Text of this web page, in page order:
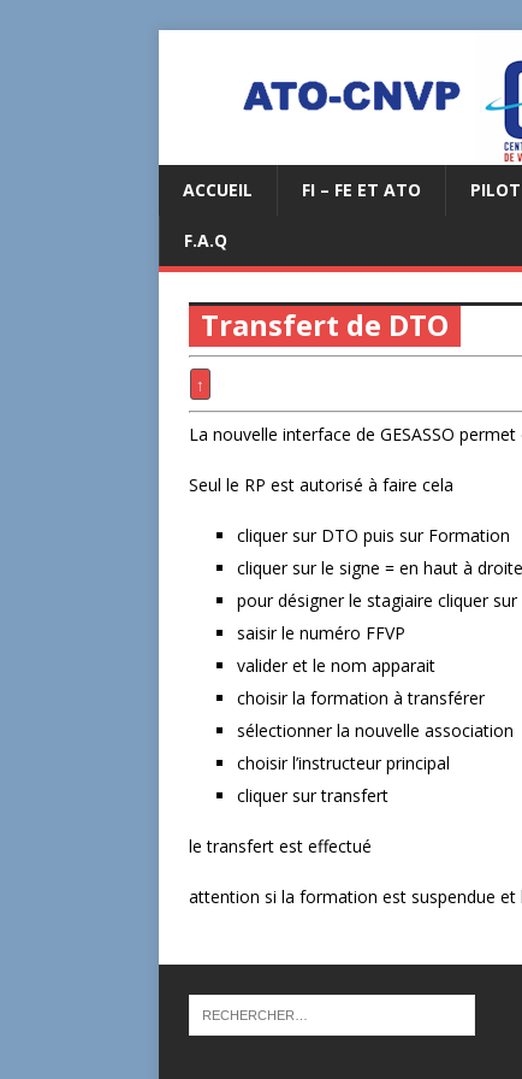
ACCUEIL FI – FE ET ATO
F.A.Q
Transfert de DTO
↑
La nouvelle interface de GESASSO
Seul le RP est autorisé à faire cela
cliquer sur DTO puis sur Formation
cliquer sur le signe = en haut à
pour désigner le stagiaire cliquer sur
saisir le numéro FFVP
valider et le nom apparait
choisir la formation à transférer
sélectionner la nouvelle association
choisir l’instructeur principal
cliquer sur transfert
le transfert est effectué
attention si la formation est suspendue